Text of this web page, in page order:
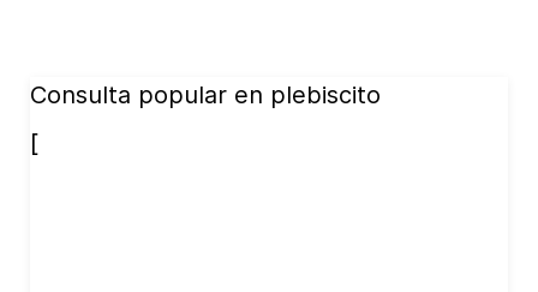
Consulta popular en plebiscito
[